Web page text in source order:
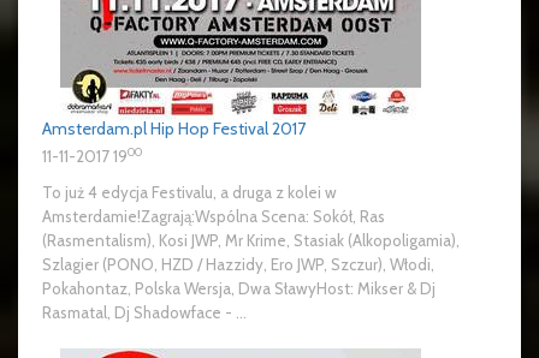
Amsterdam.pl Hip Hop Festival 2017
11-11-2017 1900
To już 4 edycja Festivalu, a druga z kolei w
Amsterdamie!Zagrają:Wspólna Scena: Sokół, Ras
(Rasmentalism), Kosi JWP, Mr Krime, Stasiak (Alkopoligamia),
Szlagier (PONO, HZD / Hazzidy, Ero JWP, Szczur), Włodi,
Pokahontaz, Polska Wersja, Dwa SławyHost: Mikser & Dj
Rasmatal, Dj Shadowface - ...